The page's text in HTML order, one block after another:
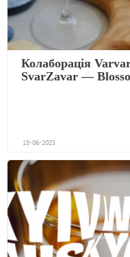
Колаборація
SvarZavar —
18-06-2025